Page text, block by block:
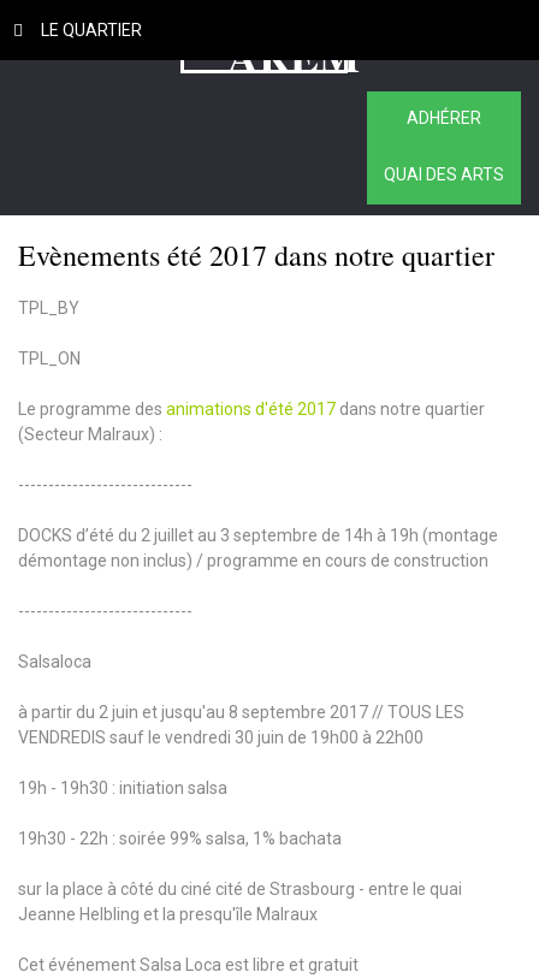
LE QUARTIER
ADHÉRER
QUAI DES ARTS
Evènements été 2017 dans notre quartier
TPL_BY
TPL_ON
Le programme des animations d'été 2017 dans notre quartier
(Secteur Malraux) :
-----------------------------
DOCKS d’été du 2 juillet au 3 septembre de 14h à 19h (montage
démontage non inclus) / programme en cours de construction
-----------------------------
Salsaloca
à partir du 2 juin et jusqu'au 8 septembre 2017 // TOUS LES
VENDREDIS sauf le vendredi 30 juin de 19h00 à 22h00
19h - 19h30 : initiation salsa
19h30 - 22h : soirée 99% salsa, 1% bachata
sur la place à côté du ciné cité de Strasbourg - entre le quai
Jeanne Helbling et la presqu'île Malraux
Cet événement Salsa Loca est libre et gratuit